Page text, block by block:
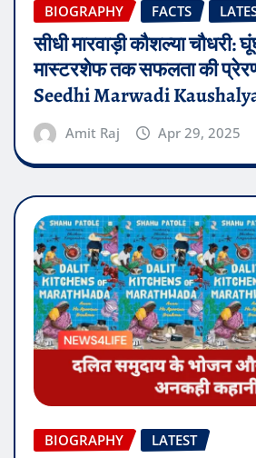
BIOGRAPHY FACTS
सीधी मारवाड़ी कौशल्या
मास्टरशेफ तक सफलता की
Seedhi Marwadi
Amit Raj Apr 29, 2025
BIOGRAPHY LATEST